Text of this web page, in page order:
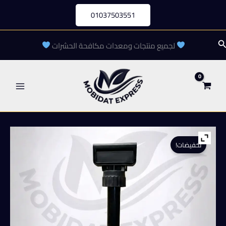
المحتوى
01037503551
البحث لجميع منتجات ومعدات مكافحة الحشرات
تخفيضات!